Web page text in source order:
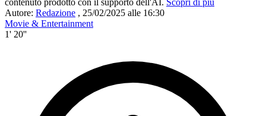
Autore: Redazione , 25/02/2025 alle 16:30
Movie & Entertainment
1' 20''